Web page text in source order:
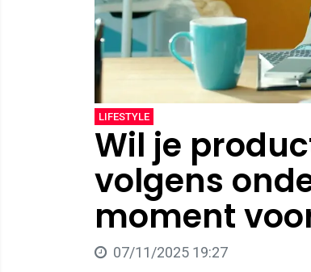
LIFESTYLE
Wil je
volgens
moment
07/11/2025 19:27